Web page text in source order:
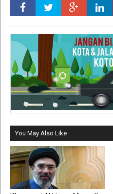
You May Also Like